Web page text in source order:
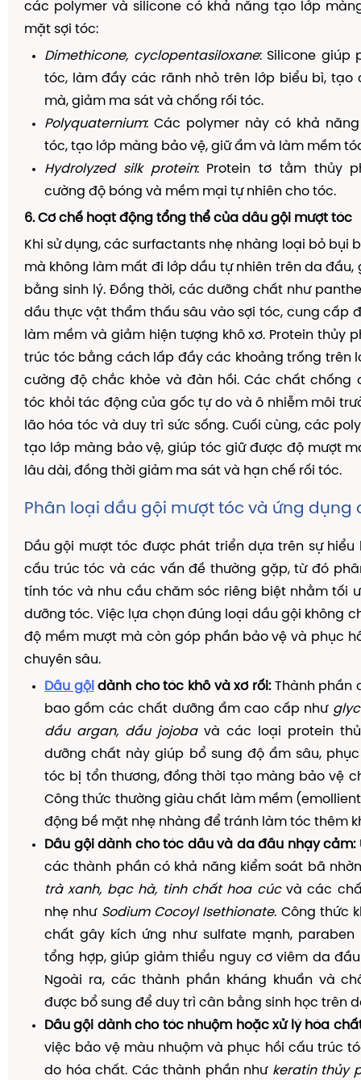
các polymer và silicone có khả năng tạo lớp
mặt sợi tóc:
Dimethicone, cyclopentasiloxane: Silicone giúp
tóc, làm đầy các rãnh nhỏ trên lớp biểu bì, tạo
mà, giảm ma sát và chống rối tóc.
Polyquaternium: Các polymer này có khả
tóc, tạo lớp màng bảo vệ, giữ ẩm và làm mềm
Hydrolyzed silk protein: Protein tơ tằm thủy
cường độ bóng và mềm mại tự nhiên cho tóc.
6. Cơ chế hoạt động tổng thể của dầu gội mượt tóc
Khi sử dụng, các surfactants nhẹ nhàng loại bỏ bụi
mà không làm mất đi lớp dầu tự nhiên trên da đầu,
bằng sinh lý. Đồng thời, các dưỡng chất như
dầu thực vật thẩm thấu sâu vào sợi tóc, cung cấp
làm mềm và giảm hiện tượng khô xơ. Protein thủy
trúc tóc bằng cách lấp đầy các khoảng trống trên
cường độ chắc khỏe và đàn hồi. Các chất chống
tóc khỏi tác động của gốc tự do và ô nhiễm môi
lão hóa tóc và duy trì sức sống. Cuối cùng, các
tạo lớp màng bảo vệ, giúp tóc giữ được độ mượt
lâu dài, đồng thời giảm ma sát và hạn chế rối tóc.
Phân loại dầu gội mượt tóc và ứng dụng
Dầu gội mượt tóc được phát triển dựa trên sự hiểu
cấu trúc tóc và các vấn đề thường gặp, từ đó
tính tóc và nhu cầu chăm sóc riêng biệt nhằm tối
dưỡng tóc. Việc lựa chọn đúng loại dầu gội không
độ mềm mượt mà còn góp phần bảo vệ và phục
chuyên sâu.
Dầu gội dành cho tóc khô và xơ rối:Thành phần
bao gồm các chất dưỡng ẩm cao cấp như
dầu argan, dầu jojobavà các loại protein
dưỡng chất này giúp bổ sung độ ẩm sâu,
tóc bị tổn thương, đồng thời tạo màng bảo vệ
Công thức thường giàu chất làm mềm
động bề mặt nhẹ nhàng để tránh làm tóc thêm
Dầu gội dành cho tóc dầu và da đầu nhạy cảm:
các thành phần có khả năng kiểm soát bã
trà xanh, bạc hà, tinh chất hoa cúcvà các
nhẹ như Sodium Cocoyl Isethionate. Công thức
chất gây kích ứng như sulfate mạnh, paraben
tổng hợp, giúp giảm thiểu nguy cơ viêm da
Ngoài ra, các thành phần kháng khuẩn và
được bổ sung để duy trì cân bằng sinh học trên
Dầu gội dành cho tóc nhuộm hoặc xử lý hóa
việc bảo vệ màu nhuộm và phục hồi cấu trúc
do hóa chất. Các thành phần như keratin thủy